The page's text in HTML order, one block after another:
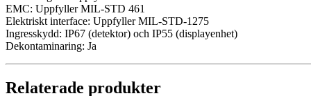
EMC: Uppfyller MIL-STD 461
Elektriskt interface: Uppfyller MIL-STD-1275
Ingresskydd: IP67 (detektor) och IP55 (displayenhet)
Dekontaminaring: Ja
Relaterade produkter